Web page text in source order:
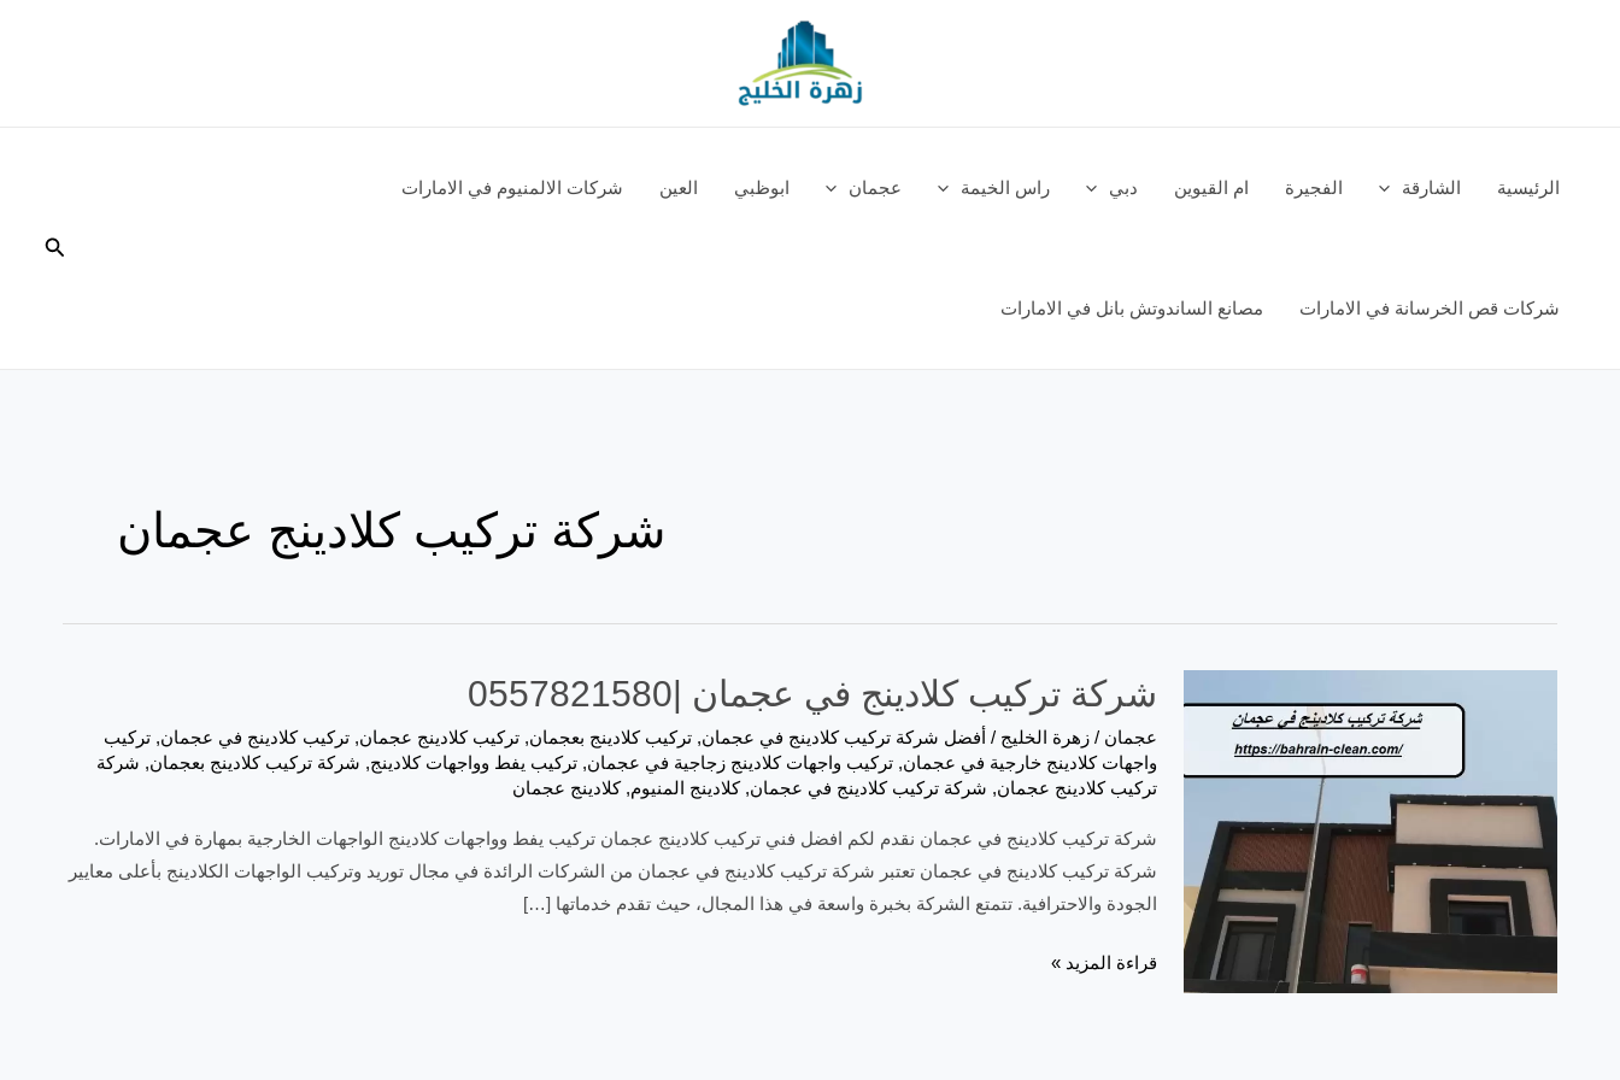
الرئيسية الشارقة الفجيرة ام القيوين دبي راس الخيمة عجمان ابوظبي العين شركات الالمنيوم في الامارات
شركات قص الخرسانة في الامارات مصانع الساندوتش بانل في الامارات
البحث
شركة تركيب كلادينج عجمان
شركة تركيب كلادينج في عجمان |0557821580
عجمان /زهرة الخليج/ أفضل شركة تركيب كلادينج في عجمان,تركيب كلادينج بعجمان,تركيب كلادينج عجمان,تركيب كلادينج في عجمان,تركيب
واجهات كلادينج خارجية في عجمان,تركيب واجهات كلادينج زجاجية في عجمان,تركيب يفط وواجهات كلادينج, شركة تركيب كلادينج بعجمان, شركة
تركيب كلادينج عجمان, شركة تركيب كلادينج في عجمان,كلادينج المنيوم,كلادينج عجمان
شركة تركيب كلادينج في عجمان نقدم لكم افضل فني تركيب كلادينج عجمان تركيب يفط وواجهات كلادينج الواجهات الخارجية بمهارة في الامارات.
شركة تركيب كلادينج في عجمان تعتبر شركة تركيب كلادينج في عجمان من الشركات الرائدة في مجال توريد وتركيب الواجهات الكلادينج بأعلى معايير
الجودة والاحترافية. تتمتع الشركة بخبرة واسعة في هذا المجال، حيث تقدم خدماتها […]
قراءة المزيد »